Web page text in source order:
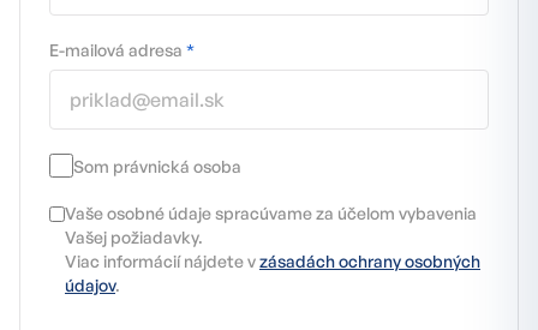
E-mailová adresa *
Som právnická osoba
Vaše osobné údaje spracúvame za účelom vybavenia
Vašej požiadavky.
Viac informácií nájdete vzásadách ochrany osobných
údajov.